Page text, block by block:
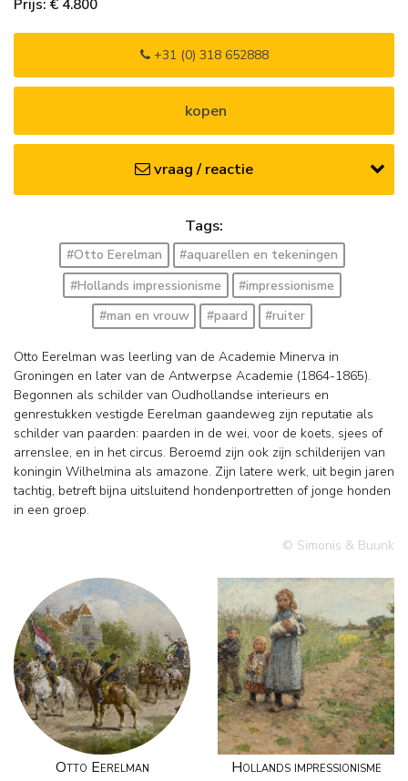
Prijs: € 4.800
+31 (0) 318 652888
kopen
vraag / reactie
Tags:
#Otto Eerelman
#aquarellen en tekeningen
#Hollands impressionisme
#impressionisme
#man en vrouw
#paard #ruiter
Otto Eerelman was leerling van de Academie Minerva in
Groningen en later van de Antwerpse Academie (1864-1865).
Begonnen als schilder van Oudhollandse interieurs en
genrestukken vestigde Eerelman gaandeweg zijn reputatie als
schilder van paarden: paarden in de wei, voor de koets, sjees of
arrenslee, en in het circus. Beroemd zijn ook zijn schilderijen van
koningin Wilhelmina als amazone. Zijn latere werk, uit begin jaren
tachtig, betreft bijna uitsluitend hondenportretten of jonge honden
in een groep.
© Simonis & Buunk
Otto Eerelman Hollands impressionisme